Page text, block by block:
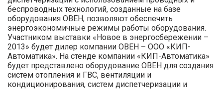
беспроводных технологий, созданные на базе
оборудования ОВЕН, позволяют обеспечить
энергоэкономичные режимы работы оборудования.
Участником выставки «Новое в энергосбережении –
2013» будет дилер компании ОВЕН – ООО «КИП-
Автоматика». На стенде компании «КИП-Автоматика»
будет представлено оборудование ОВЕН для создания
систем отопления и ГВС, вентиляции и
кондиционирования, систем диспетчеризации и